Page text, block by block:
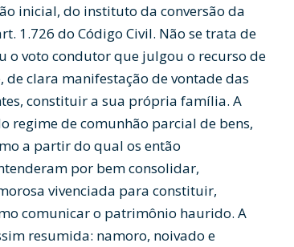
inicial, do instituto da conversão da
1.726 do Código Civil. Não se trata de
o voto condutor que julgou o recurso de
clara manifestação de vontade das
constituir a sua própria família. A
regime de comunhão parcial de bens,
a partir do qual os então
por bem consolidar,
vivenciada para constituir,
comunicar o patrimônio haurido. A
resumida: namoro, noivado e